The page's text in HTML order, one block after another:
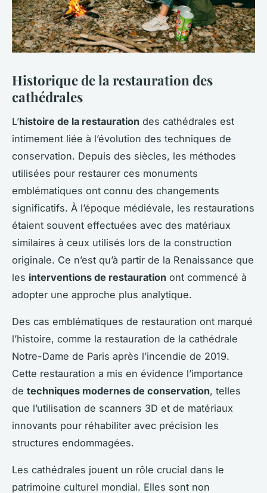
Historique de la restauration des
cathédrales
L’histoire de la restauration des cathédrales est
intimement liée à l’évolution des techniques de
conservation. Depuis des siècles, les méthodes
utilisées pour restaurer ces monuments
emblématiques ont connu des changements
significatifs. À l’époque médiévale, les restaurations
étaient souvent effectuées avec des matériaux
similaires à ceux utilisés lors de la construction
originale. Ce n’est qu’à partir de la Renaissance que
les interventions de restauration ont commencé à
adopter une approche plus analytique.
Des cas emblématiques de restauration ont marqué
l’histoire, comme la restauration de la cathédrale
Notre-Dame de Paris après l’incendie de 2019.
Cette restauration a mis en évidence l’importance
de techniques modernes de conservation, telles
que l’utilisation de scanners 3D et de matériaux
innovants pour réhabiliter avec précision les
structures endommagées.
Les cathédrales jouent un rôle crucial dans le
patrimoine culturel mondial. Elles sont non